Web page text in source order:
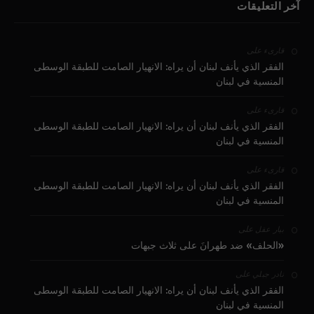
آخر التعليقات
قارىء على
الفقر الذي يأنف لبنان أن يراه: الانهيار الصامت للطبقة الوسطى
المنسية في لبنان
قارىء على
الفقر الذي يأنف لبنان أن يراه: الانهيار الصامت للطبقة الوسطى
المنسية في لبنان
قارىء على
الفقر الذي يأنف لبنان أن يراه: الانهيار الصامت للطبقة الوسطى
المنسية في لبنان
بيار عقل على
«الحلف» ضد طهرانَ على ثلاث جبهات
نادر جبلي على
الفقر الذي يأنف لبنان أن يراه: الانهيار الصامت للطبقة الوسطى
المنسية في لبنان